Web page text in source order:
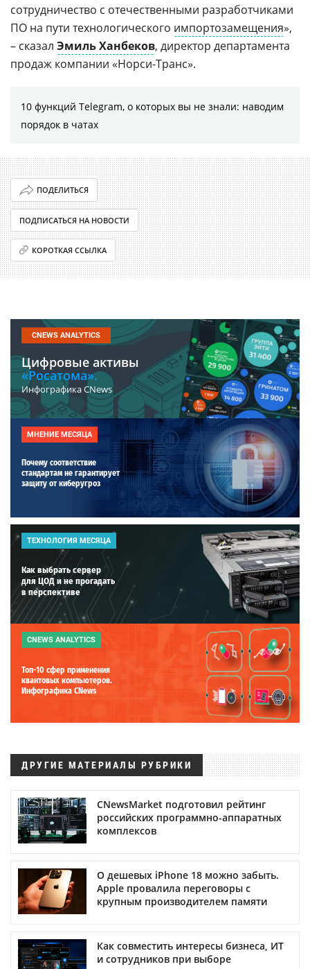
сотрудничество с отечественными разработчиками
ПО на пути технологического импортозамещения»,
– сказал Эмиль Ханбеков, директор департамента
продаж компании «Норси-Транс».
10 функций Telegram, о которых вы не знали: наводим
порядок в чатах
ПОДЕЛИТЬСЯ
ПОДПИСАТЬСЯ НА НОВОСТИ
КОРОТКАЯ ССЫЛКА
CNEWS ANALYTICS
Цифровые активы
«Росатома».
Инфографика CNews
МНЕНИЕ МЕСЯЦА
Почему соответствие
стандартам не гарантирует
защиту от киберугроз
ТЕХНОЛОГИЯ МЕСЯЦА
Как выбрать сервер
для ЦОД и не прогадать
в перспективе
CNEWS ANALYTICS
Топ-10 сфер применения
квантовых компьютеров.
Инфографика CNews
ДРУГИЕ МАТЕРИАЛЫ РУБРИКИ
CNewsMarket подготовил рейтинг
российских программно-аппаратных
комплексов
О дешевых iPhone 18 можно забыть.
Apple провалила переговоры с
крупным производителем памяти
Как совместить интересы бизнеса, ИТ
и сотрудников при выборе